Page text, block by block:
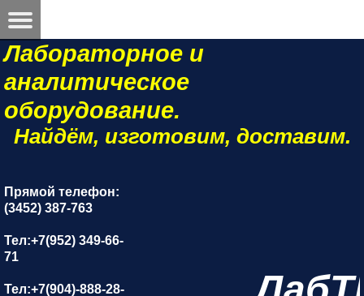
Лабораторное и
аналитическое
оборудование.
Найдём, изготовим, доставим.
Прямой телефон:
(3452) 387-763
Тел:+7(952) 349-66-
71
Тел:+7(904)-888-28-